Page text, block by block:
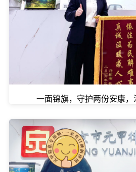
一面锦旗，守护两份安康，